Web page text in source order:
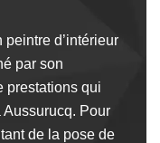
d’intérieur
par son
prestations qui
Pour
de la pose de